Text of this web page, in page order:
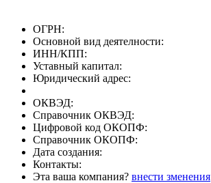
ОГРН:
Основной вид деятелности:
ИНН/КПП:
Уставный капитал:
Юридический адрес:
ОКВЭД:
Справочник ОКВЭД:
Цифровой код ОКОПФ:
Справочник ОКОПФ:
Дата создания:
Контакты:
Эта ваша компания? внести зменения